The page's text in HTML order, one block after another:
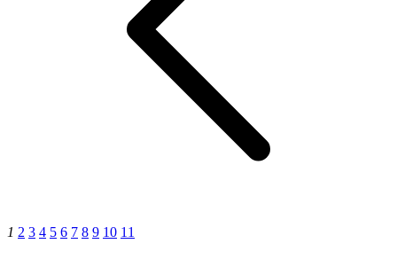
1 2 3 4 5 6 7 8 9 10 11